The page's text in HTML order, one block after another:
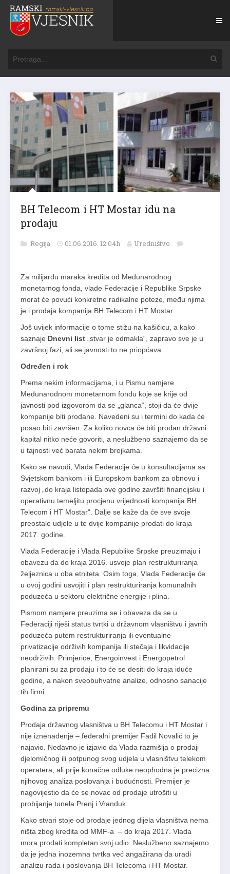
BH Telecom i HT Mostar idu na
prodaju
Regija 01.06.2016. 12:04h Uredništvo
Za milijardu maraka kredita od Međunarodnog
monetarnog fonda, vlade Federacije i Republike Srpske
morat će povući konkretne radikalne poteze, među njima
je i prodaja kompanija BH Telecom i HT Mostar.
Još uvijek informacije o tome stižu na kašičicu, a kako
saznaje Dnevni list „stvar je odmakla“, zapravo sve je u
završnoj fazi, ali se javnosti to ne priopćava.
Određen i rok
Prema nekim informacijama, i u Pismu namjere
Međunarodnom monetarnom fondu koje se krije od
javnosti pod izgovorom da se „glanca“, stoji da će dvije
kompanije biti prodane. Navedeni su i termini do kada će
posao biti završen. Za koliko novca će biti prodan državni
kapital nitko neće govoriti, a neslužbeno saznajemo da se
u tajnosti već barata nekim brojkama.
Kako se navodi, Vlada Federacije će u konsultacijama sa
Svjetskom bankom i ili Europskom bankom za obnovu i
razvoj „do kraja listopada ove godine završiti financijsku i
operativnu temeljitu procjenu vrijednosti kompanija BH
Telecom i HT Mostar“. Dalje se kaže da će sve svoje
preostale udjele u te dvije kompanije prodati do kraja
2017. godine.
Vlada Federacije i Vlada Republike Srpske preuzimaju i
obavezu da do kraja 2016. usvoje plan restrukturiranja
željeznica u oba etniteta. Osim toga, Vlada Federacije će
u ovoj godini usvojiti i plan restrukturiranja komunalnih
poduzeća u sektoru električne energije i plina.
Pismom namjere preuzima se i obaveza da se u
Federaciji riješi status tvrtki u državnom vlasništvu i javnih
poduzeća putem restrukturiranja ili eventualne
privatizacije održivih kompanija ili stečaja i likvidacije
neodrživih. Primjerice, Energoinvest i Energopetrol
planirani su za prodaju i to će se desiti do kraja iduće
godine, a nakon sveobuhvatne analize, odnosno sanacije
tih firmi.
Godina za pripremu
Prodaja državnog vlasništva u BH Telecomu i HT Mostar i
nije iznenađenje – federalni premijer Fadil Novalić to je
najavio. Nedavno je izjavio da Vlada razmišlja o prodaji
djelomičnog ili potpunog svog udjela u vlasništvu telekom
operatera, ali prije konačne odluke neophodna je precizna
njihovog analiza poslovanja i budućnosti. Premijer je
nagovijestio da će se novac od prodaje utrošiti u
probijanje tunela Prenj i Vranduk.
Kako stvari stoje od prodaje jednog dijela vlasništva nema
ništa zbog kredita od MMF-a – do kraja 2017. Vlada
mora prodati kompletan svoj udio. Neslužbeno saznajemo
da je jedna inozemna tvrtka već angažirana da uradi
analizu rada i poslovanja BH Telecoma i HT Mostar.